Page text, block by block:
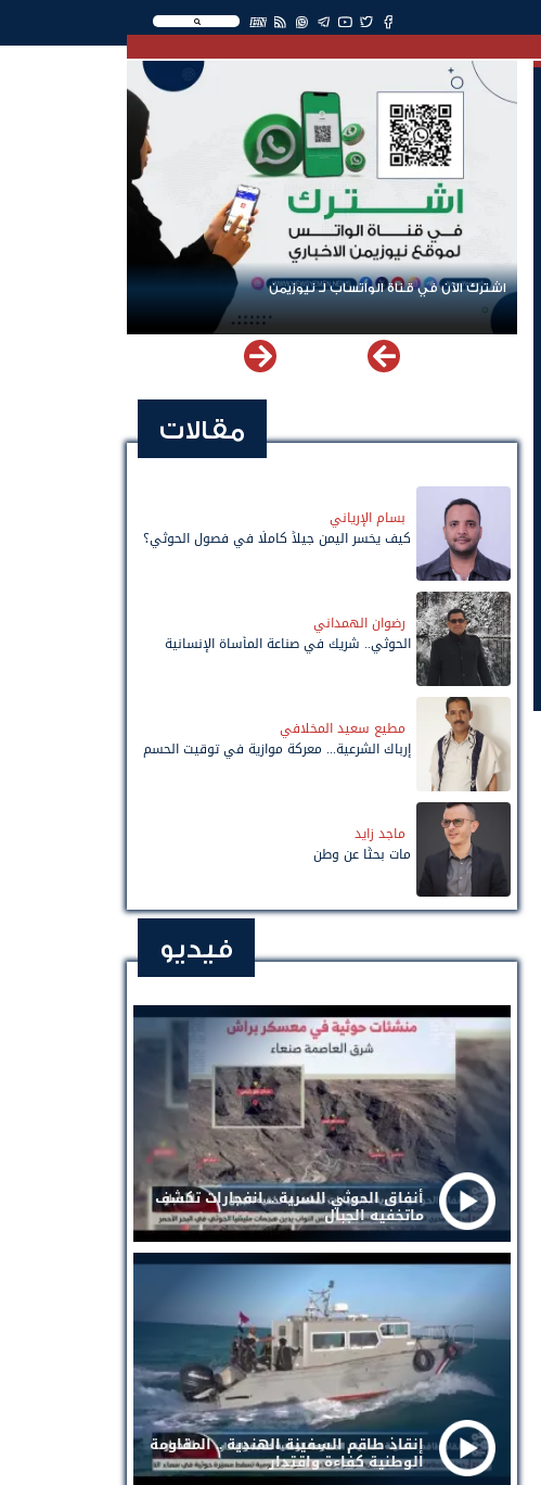
EN
اشترك الآن في قناة الواتساب لـ نيوزيمن
مقالات
بسام الإرياني
كيف يخسر اليمن جيلاً كاملًا في فصول الحوثي؟
رضوان الهمداني
الحوثي.. شريك في صناعة المأساة الإنسانية
مطيع سعيد المخلافي
إرباك الشرعية... معركة موازية في توقيت الحسم
ماجد زايد
مات بحثًا عن وطن
فيديو
أنفاق الحوثي السرية .. انفجارات تكشف
ماتخفيه الجبال
إنقاذ طاقم السفينة الهندية .. المقاومة
الوطنية كفاءة واقتدار